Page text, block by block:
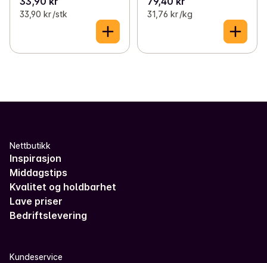
33,90 kr /stk 31,76 kr /kg
Nettbutikk
Inspirasjon
Middagstips
Kvalitet og holdbarhet
Lave priser
Bedriftslevering
Kundeservice